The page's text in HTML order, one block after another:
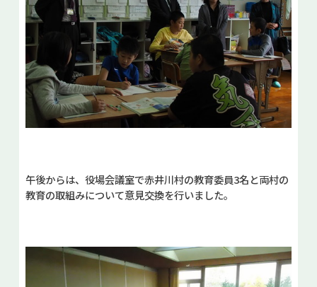
午後からは、役場会議室で赤井川村の教育委員3名と両村の
教育の取組みについて意見交換を行いました。